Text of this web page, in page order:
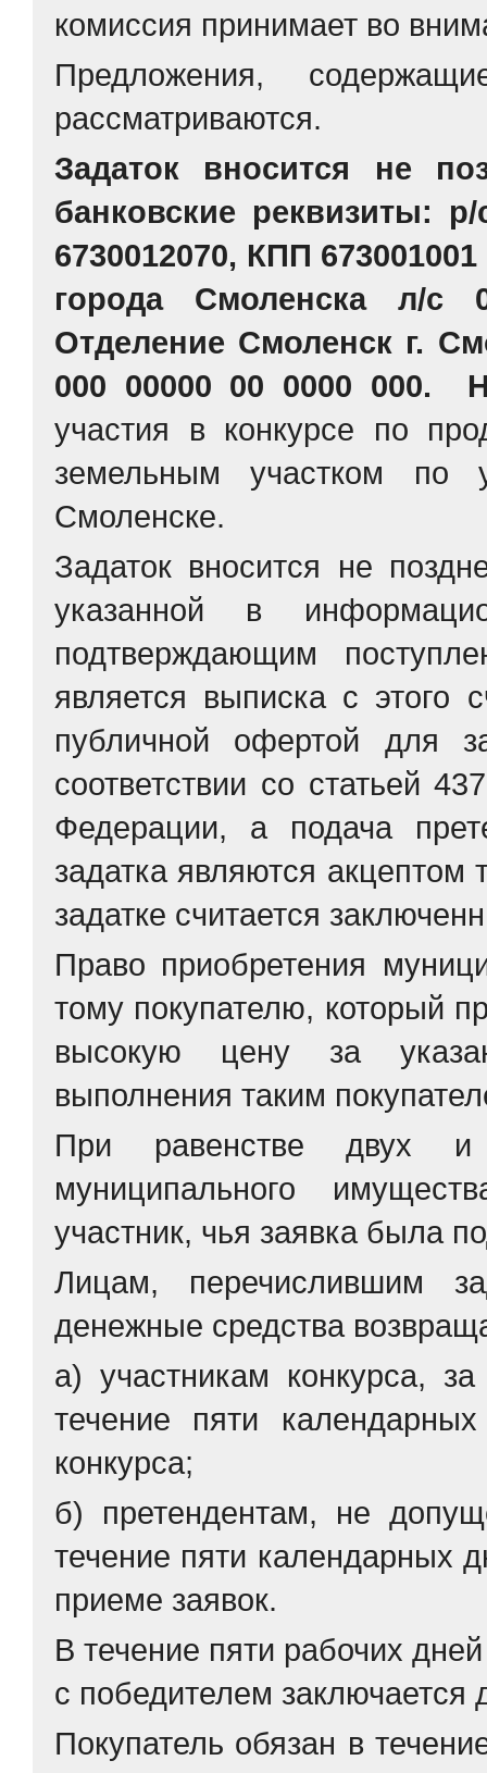
комиссия принимает во
Предложения,
рассматриваются.
Задаток вносится не
банковские реквизиты:
6730012070, КПП
города Смоленска л/с
Отделение Смоленск г.
000 00000 00 0000 000.
участия в конкурсе по
земельным участком
Смоленске.
Задаток вносится не
указанной в
подтверждающим
является выписка с этого
публичной офертой для
соответствии со статьей
Федерации, а подача
задатка являются акцептом
задатке считается
Право приобретения
тому покупателю, который
высокую цену за
выполнения таким
При равенстве двух
муниципального
участник, чья заявка была
Лицам, перечислившим
денежные средства
а) участникам конкурса,
течение пяти
конкурса;
б) претендентам, не
течение пяти календарных
приеме заявок.
В течение пяти рабочих
с победителем заключается
Покупатель обязан в